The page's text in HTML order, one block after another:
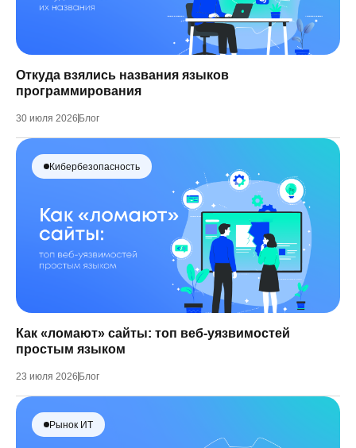
Откуда взялись названия языков
программирования
30 июля 2026 Блог
Кибербезопасность
Как «ломают» сайты: топ веб-уязвимостей
простым языком
23 июля 2026 Блог
Рынок ИТ